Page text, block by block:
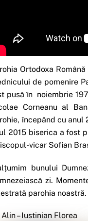
Ortodoxa
de pomenire
pusă în noiembrie
Corneanu al
începând cu
2015 biserica a fost
vicar Sofian
bunului
zi.
parohia noastră.
Alin – Iustinian Florea